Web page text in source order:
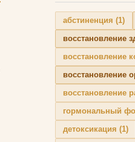
абстиненция (1)
восстановление
восстановление
восстановление
восстановление
гормональный
детоксикация (1)